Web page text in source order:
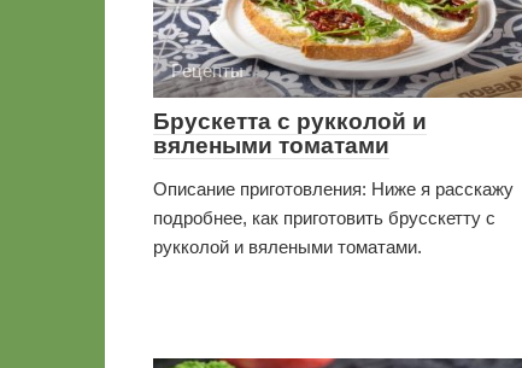
Рецепты
Брускетта с рукколой и
вялеными томатами
Описание приготовления: Ниже я расскажу
подробнее, как приготовить брусскетту с
рукколой и вялеными томатами.